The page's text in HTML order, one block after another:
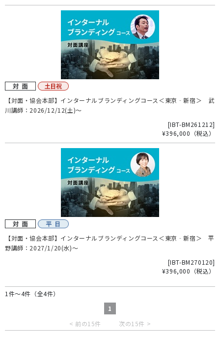
【対面・協会本部】インターナルブランディングコース＜東京‐新宿＞ 武
川講師：2026/12/12(土)～
[IBT-BM261212]
¥396,000 （税込）
【対面・協会本部】インターナルブランディングコース＜東京‐新宿＞ 平
野講師：2027/1/20(水)～
[IBT-BM270120]
¥396,000 （税込）
1件～4件（全4件）
1
< 前の15件
次の15件 >